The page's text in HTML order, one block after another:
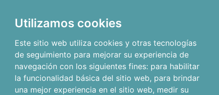
Utilizamos cookies
Este sitio web utiliza cookies y otras tecnologías
de seguimiento para mejorar su experiencia de
navegación con los siguientes fines: para habilitar
la funcionalidad básica del sitio web, para brindar
una mejor experiencia en el sitio web, medir su